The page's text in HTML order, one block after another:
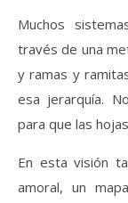
Muchos
través de una
y ramas y
esa jerarquía.
para que las
En esta visión
amoral, un